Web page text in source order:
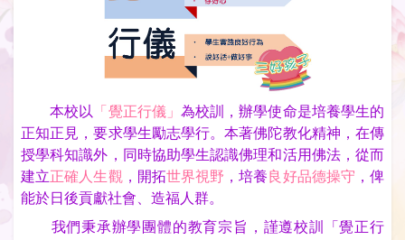
本校以 「覺正行儀」 為校訓，辦學使命是培養學生的
正知正見，要求學生勵志學行。本著佛陀教化精神，在傳
授學科知識外，同時協助學生認識佛理和活用佛法，從而
建立正確人生觀 ，開拓世界視野 ，培養良好品德操守 ，俾
能於日後貢獻社會、造福人群。
我們秉承辦學團體的教育宗旨，謹遵校訓「覺正行